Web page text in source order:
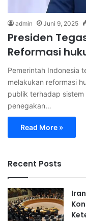
admin Juni 9, 2025
Presiden
Reformasi
Pemerintah Indonesia
melakukan reformasi
publik terhadap
penegakan…
Read More »
Recent Posts